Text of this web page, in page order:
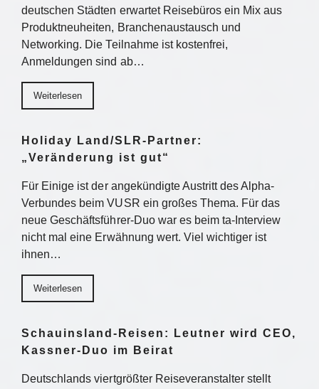
deutschen Städten erwartet Reisebüros ein Mix aus
Produktneuheiten, Branchenaustausch und
Networking. Die Teilnahme ist kostenfrei,
Anmeldungen sind ab…
Weiterlesen
Holiday Land/SLR-Partner:
„Veränderung ist gut“
Für Einige ist der angekündigte Austritt des Alpha-
Verbundes beim VUSR ein großes Thema. Für das
neue Geschäftsführer-Duo war es beim ta-Interview
nicht mal eine Erwähnung wert. Viel wichtiger ist
ihnen…
Weiterlesen
Schauinsland-Reisen: Leutner wird CEO,
Kassner-Duo im Beirat
Deutschlands viertgrößter Reiseveranstalter stellt